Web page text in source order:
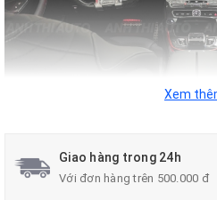
Xem
Giao hàng trong 24h
Với đơn hàng trên 500.000 đ